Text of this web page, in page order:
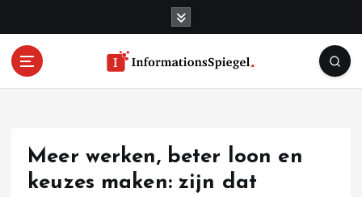
Meer werken, beter loon en
keuzes maken: zijn dat